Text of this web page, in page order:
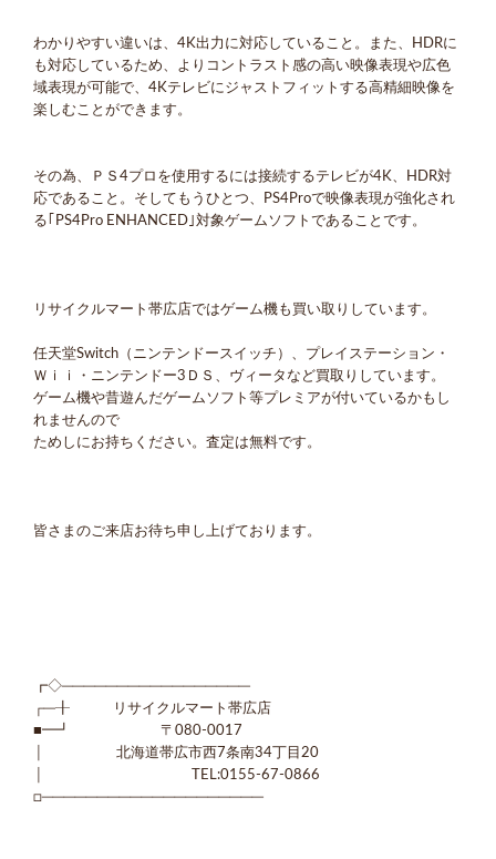
わかりやすい違いは、4K出力に対応していること。また、HDRに
も対応しているため、よりコントラスト感の高い映像表現や広色
域表現が可能で、4Kテレビにジャストフィットする高精細映像を
楽しむことができます。
その為、ＰＳ4プロを使用するには接続するテレビが4K、HDR対
応であること。そしてもうひとつ、PS4Proで映像表現が強化され
る｢PS4Pro ENHANCED｣対象ゲームソフトであることです。
リサイクルマート帯広店ではゲーム機も買い取りしています。
任天堂Switch（ニンテンドースイッチ）、プレイステーション・
Ｗｉｉ・ニンテンドー3ＤＳ、ヴィータなど買取りしています。
ゲーム機や昔遊んだゲームソフト等プレミアが付いているかもし
れませんので
ためしにお持ちください。査定は無料です。
皆さまのご来店お待ち申し上げております。
┏◇─────────────────
┌─╂ リサイクルマート帯広店
■━┛ 〒080-0017
│ 北海道帯広市西7条南34丁目20
│ TEL:0155-67-0866
□────────────────────